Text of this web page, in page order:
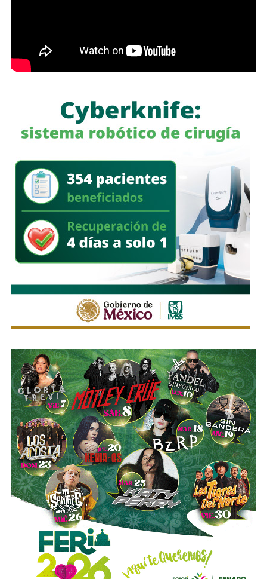
García Cázaresllamó a la ciudadanía a denunciar
cualquier conducta irregular y aclaró que el llamado no se
“apertura total” de la dependencia para recibir esas
delincuentes y asegura armas durante operativos en SLP